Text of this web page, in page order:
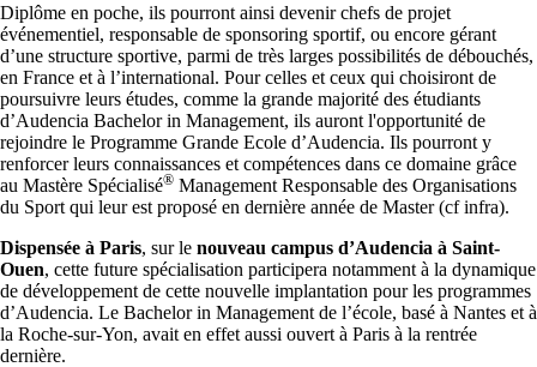
Diplôme en poche, ils pourront ainsi devenir chefs de projet
événementiel, responsable de sponsoring sportif, ou encore gérant
d’une structure sportive, parmi de très larges possibilités de débouchés,
en France et à l’international. Pour celles et ceux qui choisiront de
poursuivre leurs études, comme la grande majorité des étudiants
d’Audencia Bachelor in Management, ils auront l'opportunité de
rejoindre le Programme Grande Ecole d’Audencia. Ils pourront y
renforcer leurs connaissances et compétences dans ce domaine grâce
au Mastère Spécialisé® Management Responsable des Organisations
du Sport qui leur est proposé en dernière année de Master (cf infra).
Dispensée à Paris, sur le nouveau campus d’Audencia à Saint-
Ouen, cette future spécialisation participera notamment à la dynamique
de développement de cette nouvelle implantation pour les programmes
d’Audencia. Le Bachelor in Management de l’école, basé à Nantes et à
la Roche-sur-Yon, avait en effet aussi ouvert à Paris à la rentrée
dernière.